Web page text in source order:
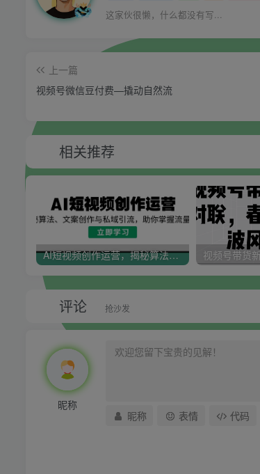
这家伙很懒，什么都没有写...
上一篇
视频号微信豆付费—撬动自然流
相关推荐
AI短视频创作运营，揭秘算法、文案创作与私域引流，助你掌握流量密码
评论 抢沙发
昵称
昵称 表情 代码